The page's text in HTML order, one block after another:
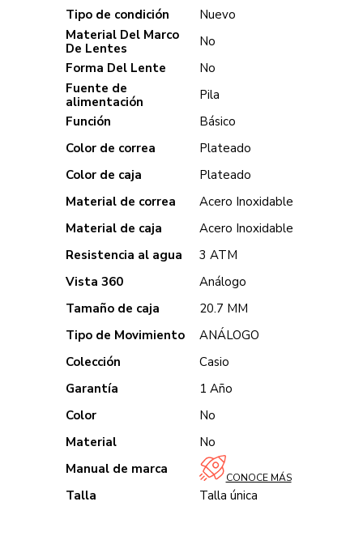
Tipo de condición
Nuevo
Material Del Marco
De Lentes
No
Forma Del Lente
No
Fuente de
alimentación
Pila
Función
Básico
Color de correa
Plateado
Color de caja
Plateado
Material de correa
Acero Inoxidable
Material de caja
Acero Inoxidable
Resistencia al agua
3 ATM
Vista 360
Análogo
Tamaño de caja
20.7 MM
Tipo de Movimiento
ANÁLOGO
Colección
Casio
Garantía
1 Año
Color
No
Material
No
Manual de marca
CONOCE MÁS
Talla Talla única